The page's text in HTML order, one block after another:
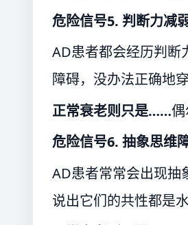
危险信号5. 判断力减
AD患者都会经历判断
障碍，没办法正确地穿
正常衰老则只是……偶
危险信号6. 抽象思维
AD患者常常会出现抽
说出它们的共性都是